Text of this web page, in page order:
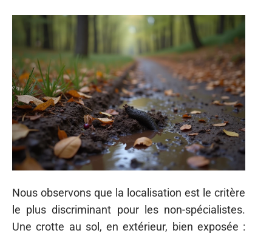
Nous observons que la localisation est le critère
le plus discriminant pour les non-spécialistes.
Une crotte au sol, en extérieur, bien exposée :